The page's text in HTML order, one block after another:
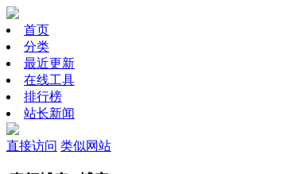
首页
分类
最近更新
在线工具
排行榜
站长新闻
直接访问 类似网站